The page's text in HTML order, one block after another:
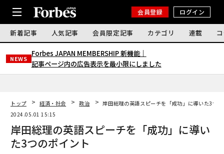
会員登録 ログイン
新着記事 人気記事 会員限定記事 カテゴリ 連載
NEWS
Forbes JAPAN MEMBERSHIP 新機能｜
記事ページ内の広告表示を最小限にしました
トップ 経済・社会 政治
岸田総理の英語スピーチを「成功」に導いた3つ
2024.05.01 15:15
岸田総理の英語スピーチを「成功」に導い
た3つのポイント